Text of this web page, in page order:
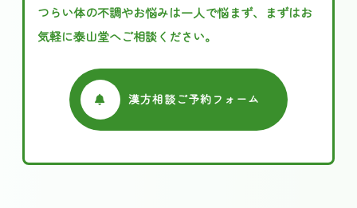
つらい体の不調やお悩みは一人で悩まず、まずはお
気軽に泰山堂へご相談ください。
漢方相談ご予約フォーム